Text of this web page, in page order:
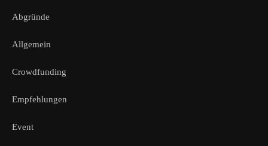
Abgründe
Allgemein
Crowdfunding
Empfehlungen
Event